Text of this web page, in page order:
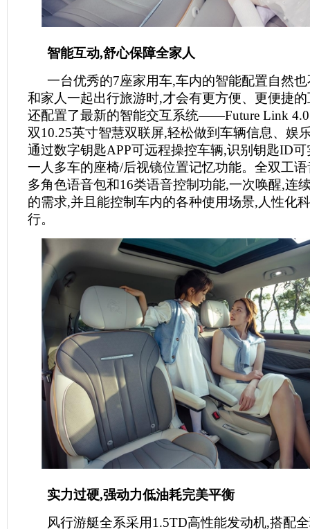
智能互动,舒心保障全家人
一台优秀的7座家用车,车内的智能配置自然
和家人一起出行旅游时,才会有更方便、更便捷
还配置了最新的智能交互系统——Future Link
双10.25英寸智慧双联屏,轻松做到车辆信息、娱
通过数字钥匙APP可远程操控车辆,识别钥匙ID
一人多车的座椅/后视镜位置记忆功能。全双工
多角色语音包和16类语音控制功能,一次唤醒,连
的需求,并且能控制车内的各种使用场景,人性化
行。
实力过硬,强动力低油耗完美平衡
风行游艇全系采用1.5TD高性能发动机,搭配